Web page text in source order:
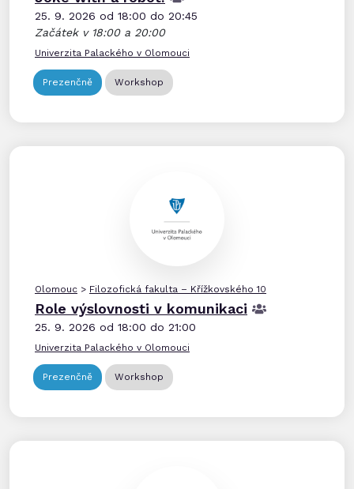
25. 9. 2026 od 18:00 do 20:45
Začátek v 18:00 a 20:00
Univerzita Palackého v Olomouci
Prezenčně Workshop
Olomouc > Filozofická fakulta – Křížkovského 10
Role výslovnosti v komunikaci
25. 9. 2026 od 18:00 do 21:00
Univerzita Palackého v Olomouci
Prezenčně Workshop